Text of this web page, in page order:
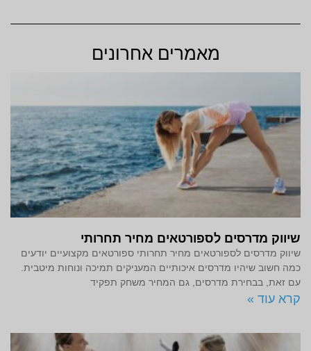
מאמרים אחרונים
שיווק מדרסים לספורטאים מחיר תחרותי
שיווק מדרסים לספורטאים מחיר תחרותי ספורטאים מקצועיים יודעים
כמה חשוב שיהיו מדרסים איכותיים המעניקים תמיכה ונוחות מיטבית.
עם זאת, בבחירת מדרסים, גם המחיר משחק תפקיד
קרא עוד »